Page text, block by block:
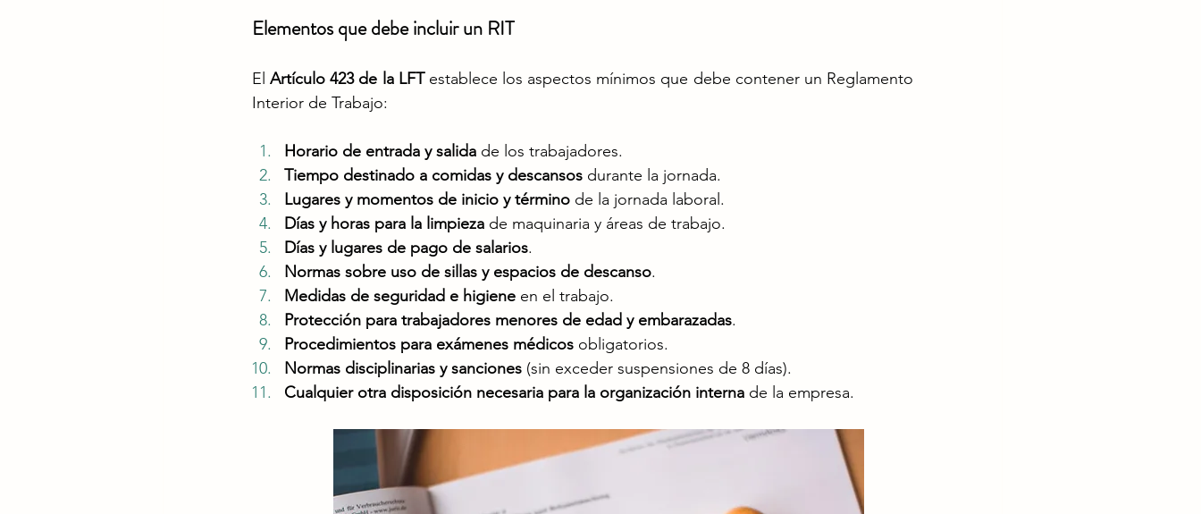
Elementos que debe incluir un RIT
El Artículo 423 de la LFT establece los aspectos mínimos que debe contener un Reglamento
Interior de Trabajo​:
Horario de entrada y salida de los trabajadores.
Tiempo destinado a comidas y descansos durante la jornada.
Lugares y momentos de inicio y término de la jornada laboral.
Días y horas para la limpieza de maquinaria y áreas de trabajo.
Días y lugares de pago de salarios.
Normas sobre uso de sillas y espacios de descanso.
Medidas de seguridad e higiene en el trabajo.
Protección para trabajadores menores de edad y embarazadas.
Procedimientos para exámenes médicos obligatorios.
Normas disciplinarias y sanciones (sin exceder suspensiones de 8 días).
Cualquier otra disposición necesaria para la organización interna de la empresa.